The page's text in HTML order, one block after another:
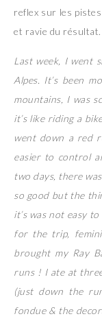
reflex sur les
et ravie du résultat.
Last week, I went
Alpes. It’s been
mountains, I was
it’s like riding a
went down a red
easier to control
two days, there
so good but the
it’s was not easy
for the trip,
brought my Ray
runs ! I ate at
(just down the
fondue & the